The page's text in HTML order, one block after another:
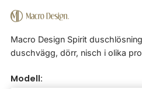
Macro Design Spirit
duschvägg, dörr, nisch i olika
Modell: